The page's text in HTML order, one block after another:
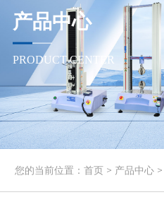
产品中心
PRODUCT CENTER
您的当前位置： 首页 > 产品中心 >